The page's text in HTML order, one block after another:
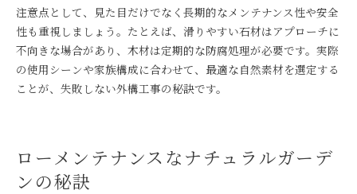
注意点として、見た目だけでなく長期的なメンテナンス性や安全
性も重視しましょう。たとえば、滑りやすい石材はアプローチに
不向きな場合があり、木材は定期的な防腐処理が必要です。実際
の使用シーンや家族構成に合わせて、最適な自然素材を選定する
ことが、失敗しない外構工事の秘訣です。
ローメンテナンスなナチュラルガーデ
ンの秘訣